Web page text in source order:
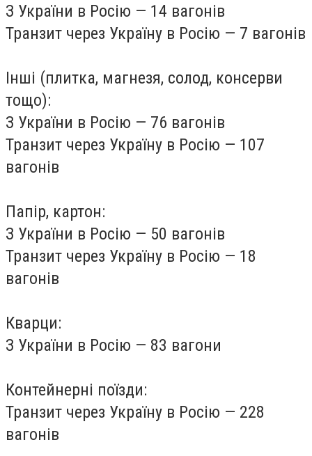
З України в Росію — 14 вагонів
Транзит через Україну в Росію — 7 вагонів
Інші (плитка, магнезя, солод, консерви
тощо):
З України в Росію — 76 вагонів
Транзит через Україну в Росію — 107
вагонів
Папір, картон:
З України в Росію — 50 вагонів
Транзит через Україну в Росію — 18
вагонів
Кварци:
З України в Росію — 83 вагони
Контейнерні поїзди:
Транзит через Україну в Росію — 228
вагонів